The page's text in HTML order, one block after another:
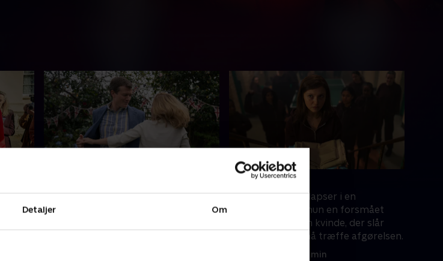
Detaljer Om
Jane og Tommys forhold, og en ferie i
4. Episode 4
Janes eventyr kollapser i en
mordretssag. Er hun en forsmået
elskerinde eller en kvinde, der slår
tilbage? Juryen må træffe afgørelsen.
25. marts 2026 • 45 min